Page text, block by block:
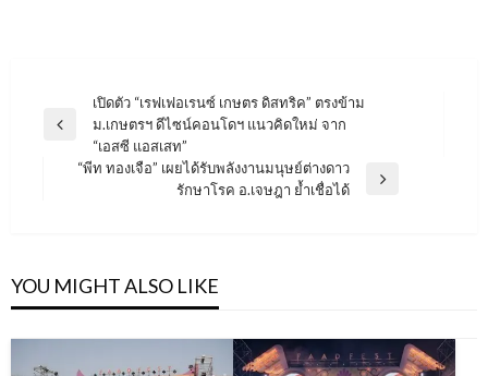
แนะแนว
เรื่อง
Previous
เปิดตัว “เรฟเฟอเรนซ์ เกษตร ดิสทริค” ตรงข้าม
ม.เกษตรฯ ดีไซน์คอนโดฯ แนวคิดใหม่ จาก
“เอสซี แอสเสท”
“พีท ทองเจือ” เผยได้รับพลังงานมนุษย์ต่างดาว
รักษาโรค อ.เจษฎา ย้ำเชื่อได้
YOU MIGHT ALSO LIKE